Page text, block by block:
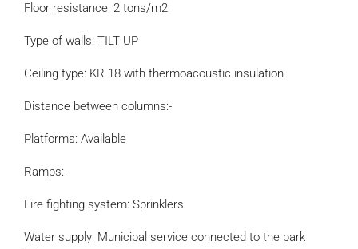
Floor resistance: 2 tons/m2
Type of walls: TILT UP
Ceiling type: KR 18 with thermoacoustic insulation
Distance between columns:-
Platforms: Available
Ramps:-
Fire fighting system: Sprinklers
Water supply: Municipal service connected to the park